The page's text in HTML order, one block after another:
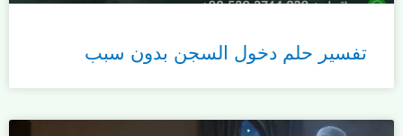
تفسير حلم دخول السجن بدون سبب